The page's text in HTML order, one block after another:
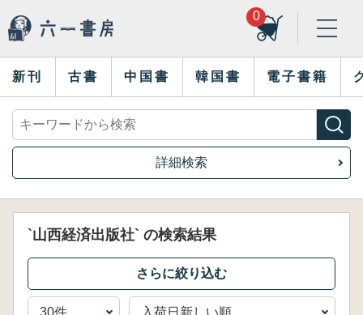
0
新刊 古書 中国書 韓国書 電子書籍
詳細検索
`山西経済出版社` の検索結果